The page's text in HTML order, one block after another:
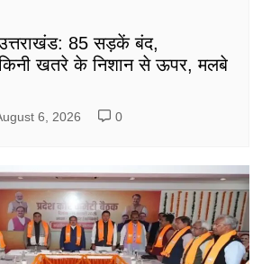
85 सड़कें बंद,
खतरे के निशान से ऊपर, मलबे
6, 2026 0